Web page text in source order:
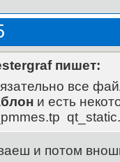
пишет:
все
и есть
и потом